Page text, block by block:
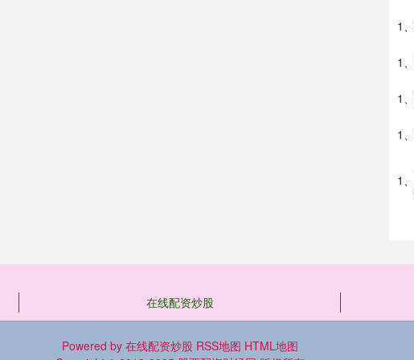
1、
1、
1、
1、
1、
在线配资炒股
Powered by 在线配资炒股 RSS地图 HTML地图